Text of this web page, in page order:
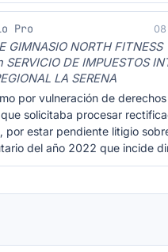
Pro
GIMNASIO NORTH FITNESS
DE IMPUESTOS
LA SERENA
por vulneración de
solicitaba procesar
por estar pendiente litigio
del año 2022 que incide